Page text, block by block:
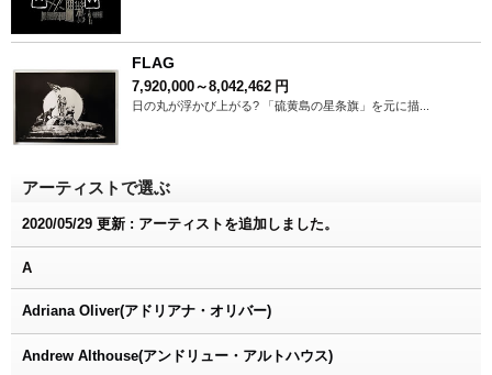
FLAG
7,920,000～8,042,462 円
日の丸が浮かび上がる? 「硫黄島の星条旗」を元に描...
アーティストで選ぶ
2020/05/29 更新 : アーティストを追加しました。
A
Adriana Oliver(アドリアナ・オリバー)
Andrew Althouse(アンドリュー・アルトハウス)